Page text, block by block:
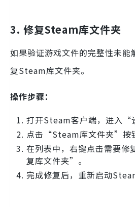
3. 修复Steam库文件夹
如果验证游戏文件的完整性未能
复Steam库文件夹。
操作步骤：
打开Steam客户端，进入
点击“Steam库文件夹”按
在列表中，右键点击需要
复库文件夹”。
完成修复后，重新启动